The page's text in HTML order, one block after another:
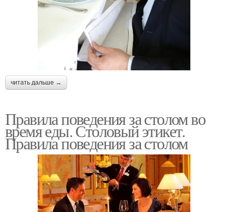
читать дальше →
Правила поведения за столом во
время еды. Столовый этикет.
Правила поведения за столом